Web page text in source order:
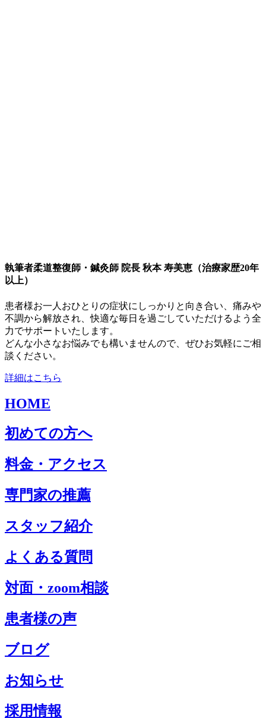
執筆者柔道整復師・鍼灸師 院長 秋本 寿美恵（治療家歴20年
以上）
患者様お一人おひとりの症状にしっかりと向き合い、痛みや
不調から解放され、快適な毎日を過ごしていただけるよう全
力でサポートいたします。
どんな小さなお悩みでも構いませんので、ぜひお気軽にご相
談ください。
詳細はこちら
HOME
初めての方へ
料金・アクセス
専門家の推薦
スタッフ紹介
よくある質問
対面・zoom相談
患者様の声
ブログ
お知らせ
採用情報